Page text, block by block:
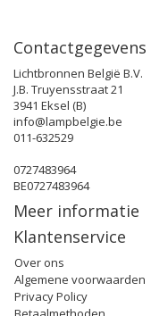
Contactgegevens
Lichtbronnen België B.V.
J.B. Truyensstraat 21
3941 Eksel (B)
info@lampbelgie.be
011-632529
0727483964
BE0727483964
Meer informatie
Klantenservice
Over ons
Algemene voorwaarden
Privacy Policy